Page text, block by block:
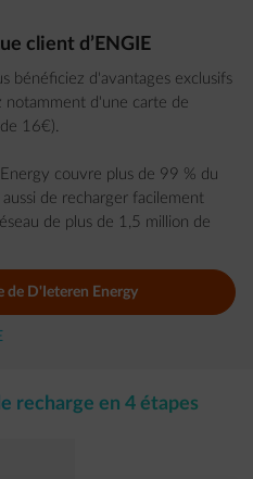
client d’ENGIE
bénéficiez d'avantages exclusifs
d'une carte de
16€).
couvre plus de 99 % du
de recharger facilement
de plus de 1,5 million de
de D'Ieteren Energy
recharge en 4 étapes